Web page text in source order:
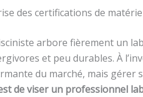
des certifications de
arbore fièrement un
et peu durables. À
du marché, mais gérer
de viser un professionnel